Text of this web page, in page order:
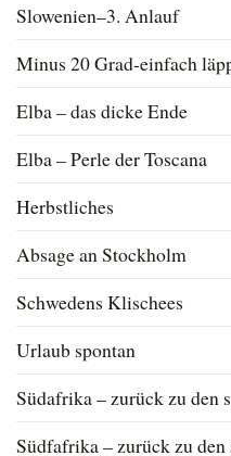
Slowenien–3. Anlauf
Minus 20 Grad-einfach
Elba – das dicke Ende
Elba – Perle der Toscana
Herbstliches
Absage an Stockholm
Schwedens Klischees
Urlaub spontan
Südafrika – zurück zu den
Südfafrika – zurück zu